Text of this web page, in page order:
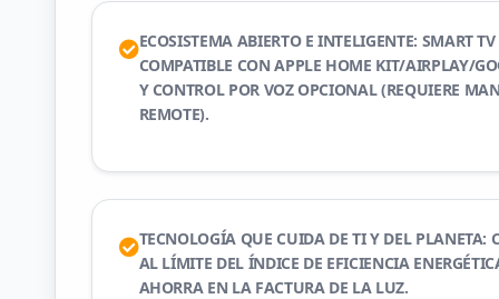
ECOSISTEMA ABIERTO E INTELIGENTE: SMART
COMPATIBLE CON APPLE HOME KIT/AIRPLAY/
Y CONTROL POR VOZ OPCIONAL (REQUIERE
REMOTE).
TECNOLOGÍA QUE CUIDA DE TI Y DEL PLANETA:
AL LÍMITE DEL ÍNDICE DE EFICIENCIA
AHORRA EN LA FACTURA DE LA LUZ.